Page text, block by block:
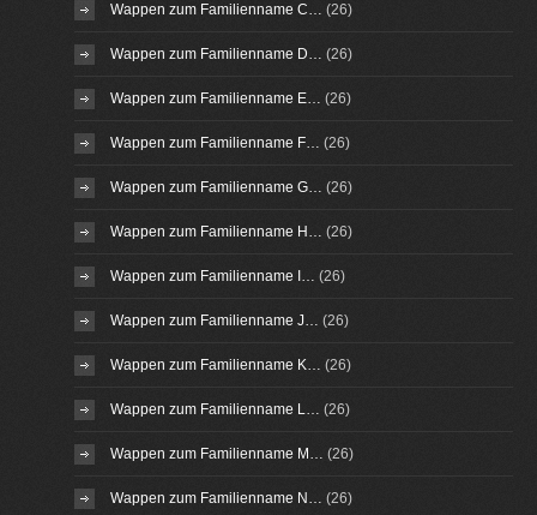
Wappen zum Familienname C… (26)
Wappen zum Familienname D… (26)
Wappen zum Familienname E… (26)
Wappen zum Familienname F… (26)
Wappen zum Familienname G… (26)
Wappen zum Familienname H… (26)
Wappen zum Familienname I… (26)
Wappen zum Familienname J… (26)
Wappen zum Familienname K… (26)
Wappen zum Familienname L… (26)
Wappen zum Familienname M… (26)
Wappen zum Familienname N… (26)